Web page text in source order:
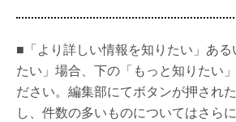
■「より詳しい情報を知りたい」ある
たい」場合、下の「もっと知りたい
ださい。編集部にてボタンが押され
し、件数の多いものについてはさら